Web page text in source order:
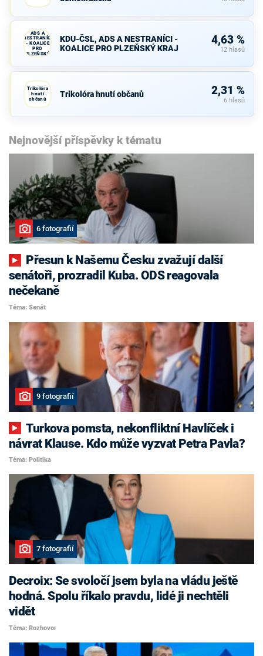
ADS A
NESTRANÍCI
- KOALICE
PRO
PLZEŇSKÝ
KRAJ
KDU-ČSL, ADS A NESTRANÍCI -
KOALICE PRO PLZEŇSKÝ KRAJ
4,63 %
12 hlasů
Trikolóra
hnutí
občanů
Trikolóra hnutí občanů 2,31 %
6 hlasů
Nejnovější příspěvky k tématu
6 fotografií
senátoři, prozradil Kuba. ODS reagovala
nečekaně
Téma: Senát
9 fotografií
Turkova pomsta, nekonfliktní Havlíček i
návrat Klause. Kdo může vyzvat Petra Pavla?
Téma: Politika
7 fotografií
Decroix: Se svoločí jsem byla na vládu ještě
hodná. Spolu říkalo pravdu, lidé ji nechtěli
vidět
Téma: Rozhovor